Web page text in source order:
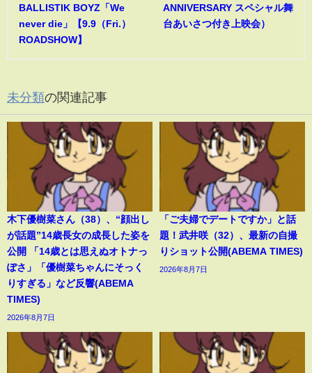
BALLISTIK BOYZ「We
never die」【9.9（Fri.）
ROADSHOW】
ANNIVERSARY スペシャル舞
台あいさつ付き上映会）
未分類の関連記事
木下優樹菜さん（38）、“顔出し
が話題”14歳長女の成長した姿を
公開 「14歳とは思えぬオトナっ
ぽさ」「優樹菜ちゃんにそっく
りすぎる」など反響(ABEMA
TIMES)
2026年8月7日
「ご夫婦でデートですか」と話
題！武井咲（32）、最新の自撮
りショット公開(ABEMA TIMES)
2026年8月7日